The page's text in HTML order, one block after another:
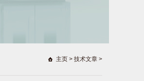
主页 > 技术文章 >